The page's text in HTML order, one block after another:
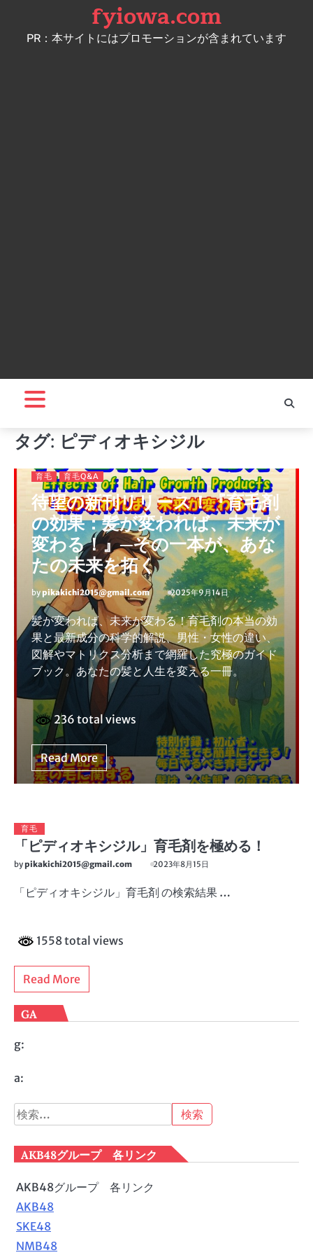
content
fyiowa.com
PR：本サイトにはプロモーションが含まれています
タグ: ピディオキシジル
育毛 育毛Q&A
待望の新刊リリース！『育毛剤
の効果：髪が変われば、未来が
変わる！』─その一本が、あな
たの未来を拓く
bypikakichi2015@gmail.com 2025年9月14日
髪が変われば、未来が変わる！育毛剤の本当の効
果と最新成分の科学的解説、男性・女性の違い、
図解やマトリクス分析まで網羅した究極のガイド
ブック。あなたの髪と人生を変える一冊。
236 total views
Read More
育毛
「ピディオキシジル」育毛剤を極める！
bypikakichi2015@gmail.com 2023年8月15日
「ピディオキシジル」育毛剤 の検索結果 …
1558 total views
Read More
GA
g:
a:
検
索:
AKB48グループ 各リンク
AKB48グループ 各リンク
AKB48
SKE48
NMB48